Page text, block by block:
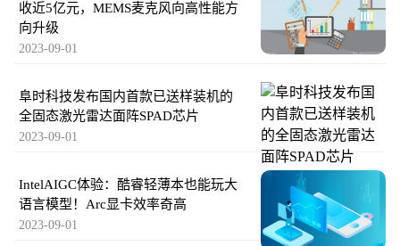
收近5亿元，MEMS麦克风向高性能方
向升级
2023-09-01
阜时科技发布国内首款已送样装机的
全固态激光雷达面阵SPAD芯片
2023-09-01
IntelAIGC体验：酷睿轻薄本也能玩大
语言模型！Arc显卡效率奇高
2023-09-01